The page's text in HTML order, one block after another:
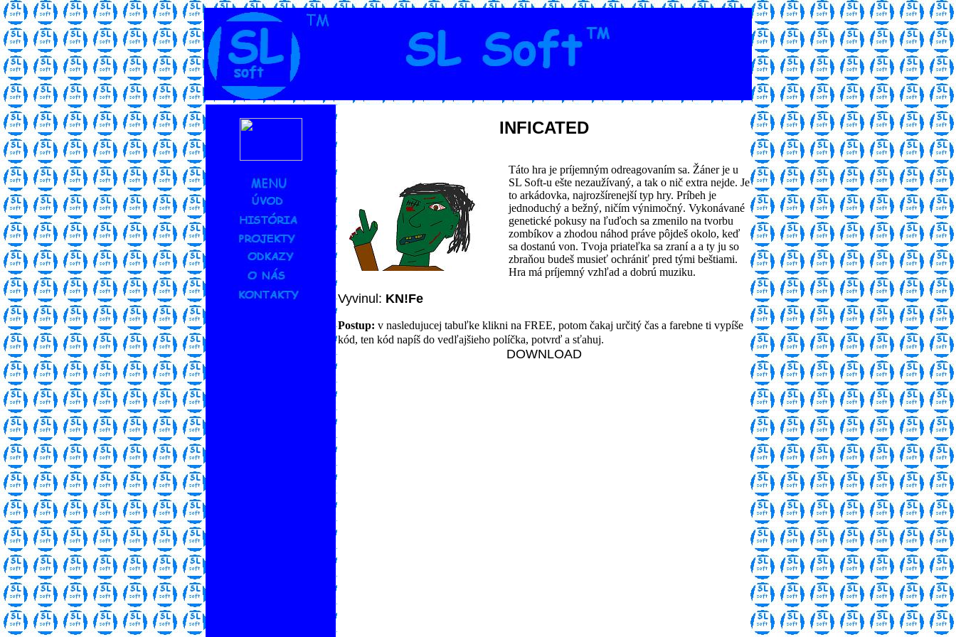
INFICATED
Táto hra je príjemným odreagovaním sa. Žáner je u
SL Soft-u ešte nezaužívaný, a tak o nič extra nejde. Je
to arkádovka, najrozšírenejší typ hry. Príbeh je
jednoduchý a bežný, ničím výnimočný. Vykonávané
genetické pokusy na ľuďoch sa zmenilo na tvorbu
zombíkov a zhodou náhod práve pôjdeš okolo, keď
sa dostanú von. Tvoja priateľka sa zraní a a ty ju so
zbraňou budeš musieť ochrániť pred tými beštiami.
Hra má príjemný vzhľad a dobrú muziku.
Vyvinul: KN!Fe
Postup: v nasledujucej tabuľke klikni na FREE, potom čakaj určitý čas a farebne ti vypíše
kód, ten kód napíš do vedľajšieho políčka, potvrď a sťahuj.
DOWNLOAD